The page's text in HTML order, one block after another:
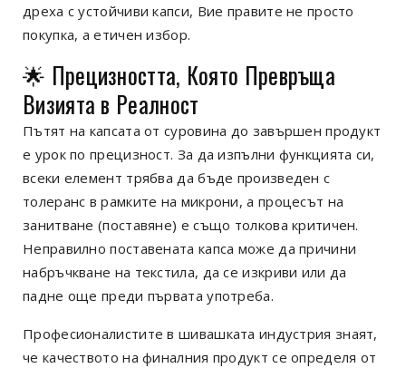
дреха с устойчиви капси, Вие правите не просто
покупка, а етичен избор.
🌟 Прецизността, Която Превръща
Визията в Реалност
Пътят на капсата от суровина до завършен продукт
е урок по прецизност. За да изпълни функцията си,
всеки елемент трябва да бъде произведен с
толеранс в рамките на микрони, а процесът на
занитване (поставяне) е също толкова критичен.
Неправилно поставената капса може да причини
набръчкване на текстила, да се изкриви или да
падне още преди първата употреба.
Професионалистите в шивашката индустрия знаят,
че качеството на финалния продукт се определя от